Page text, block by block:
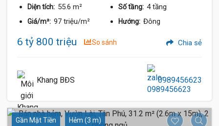
Diện tích: 55.6 m² Số tầng: 4 tầng
Giá/m²: 97 triệu/m² Hướng: Đông
6 tỷ 800 triệu So sánh Chia sẻ
Khang BĐS 0989456623
Gần Mặt Tiền Hẻm (3 m)